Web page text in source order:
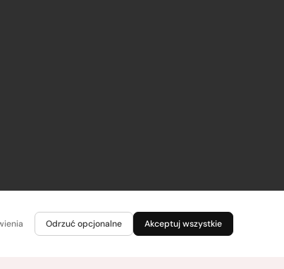
Odrzuć opcjonalne Akceptuj wszystkie